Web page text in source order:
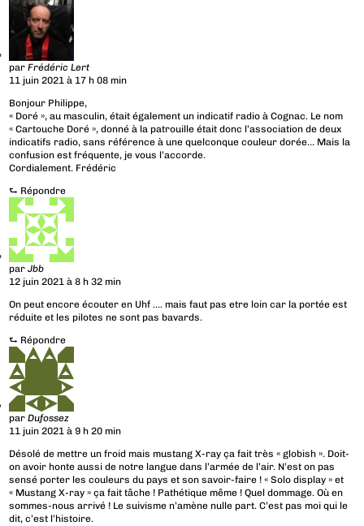
parFrédéric Lert
11 juin 2021 à 17 h 08 min
Bonjour Philippe,
« Doré », au masculin, était également un indicatif radio à Cognac. Le nom
« Cartouche Doré », donné à la patrouille était donc l’association de deux
indicatifs radio, sans référence à une quelconque couleur dorée… Mais la
confusion est fréquente, je vous l’accorde.
Cordialement. Frédéric
⮑ Répondre
parJbb
12 juin 2021 à 8 h 32 min
On peut encore écouter en Uhf …. mais faut pas etre loin car la portée est
réduite et les pilotes ne sont pas bavards.
⮑ Répondre
parDufossez
11 juin 2021 à 9 h 20 min
Désolé de mettre un froid mais mustang X-ray ça fait très « globish ». Doit-
on avoir honte aussi de notre langue dans l’armée de l’air. N’est on pas
sensé porter les couleurs du pays et son savoir-faire ! « Solo display » et
« Mustang X-ray » ça fait tâche ! Pathétique même ! Quel dommage. Où en
sommes-nous arrivé ! Le suivisme n’amène nulle part. C’est pas moi qui le
dit, c’est l’histoire.